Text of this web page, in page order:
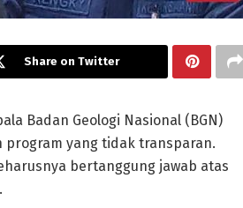
Share on Twitter
Badan Geologi Nasional (BGN)
yang tidak transparan.
bertanggung jawab atas